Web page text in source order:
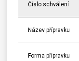
Číslo schválení
Název přípravku
Forma přípravku